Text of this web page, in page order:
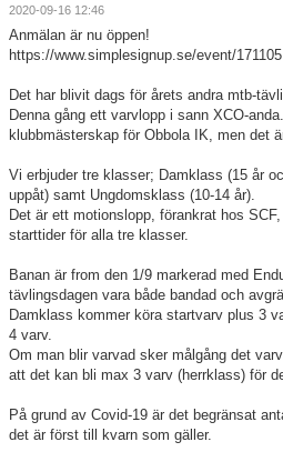
Nyheter
Medlemskap
Verksamhet
Kläder
Bildgalleri
Dokument
2020-09-16 12:46
Anmälan är nu öppen!
https://www.simplesignup.se/event/171105
Det har blivit dags för årets andra mtb-
Denna gång ett varvlopp i sann XCO-
klubbmästerskap för Obbola IK, men det
Vi erbjuder tre klasser; Damklass (15 år
uppåt) samt Ungdomsklass (10-14 år).
Det är ett motionslopp, förankrat hos
starttider för alla tre klasser.
Banan är from den 1/9 markerad med
tävlingsdagen vara både bandad och
Damklass kommer köra startvarv plus 3
4 varv.
Om man blir varvad sker målgång det
att det kan bli max 3 varv (herrklass) för
På grund av Covid-19 är det begränsat
det är först till kvarn som gäller.